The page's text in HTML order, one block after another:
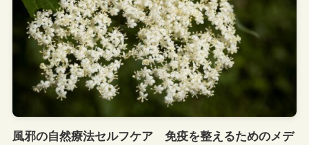
風邪の自然療法セルフケア 免疫を整えるためのメデ